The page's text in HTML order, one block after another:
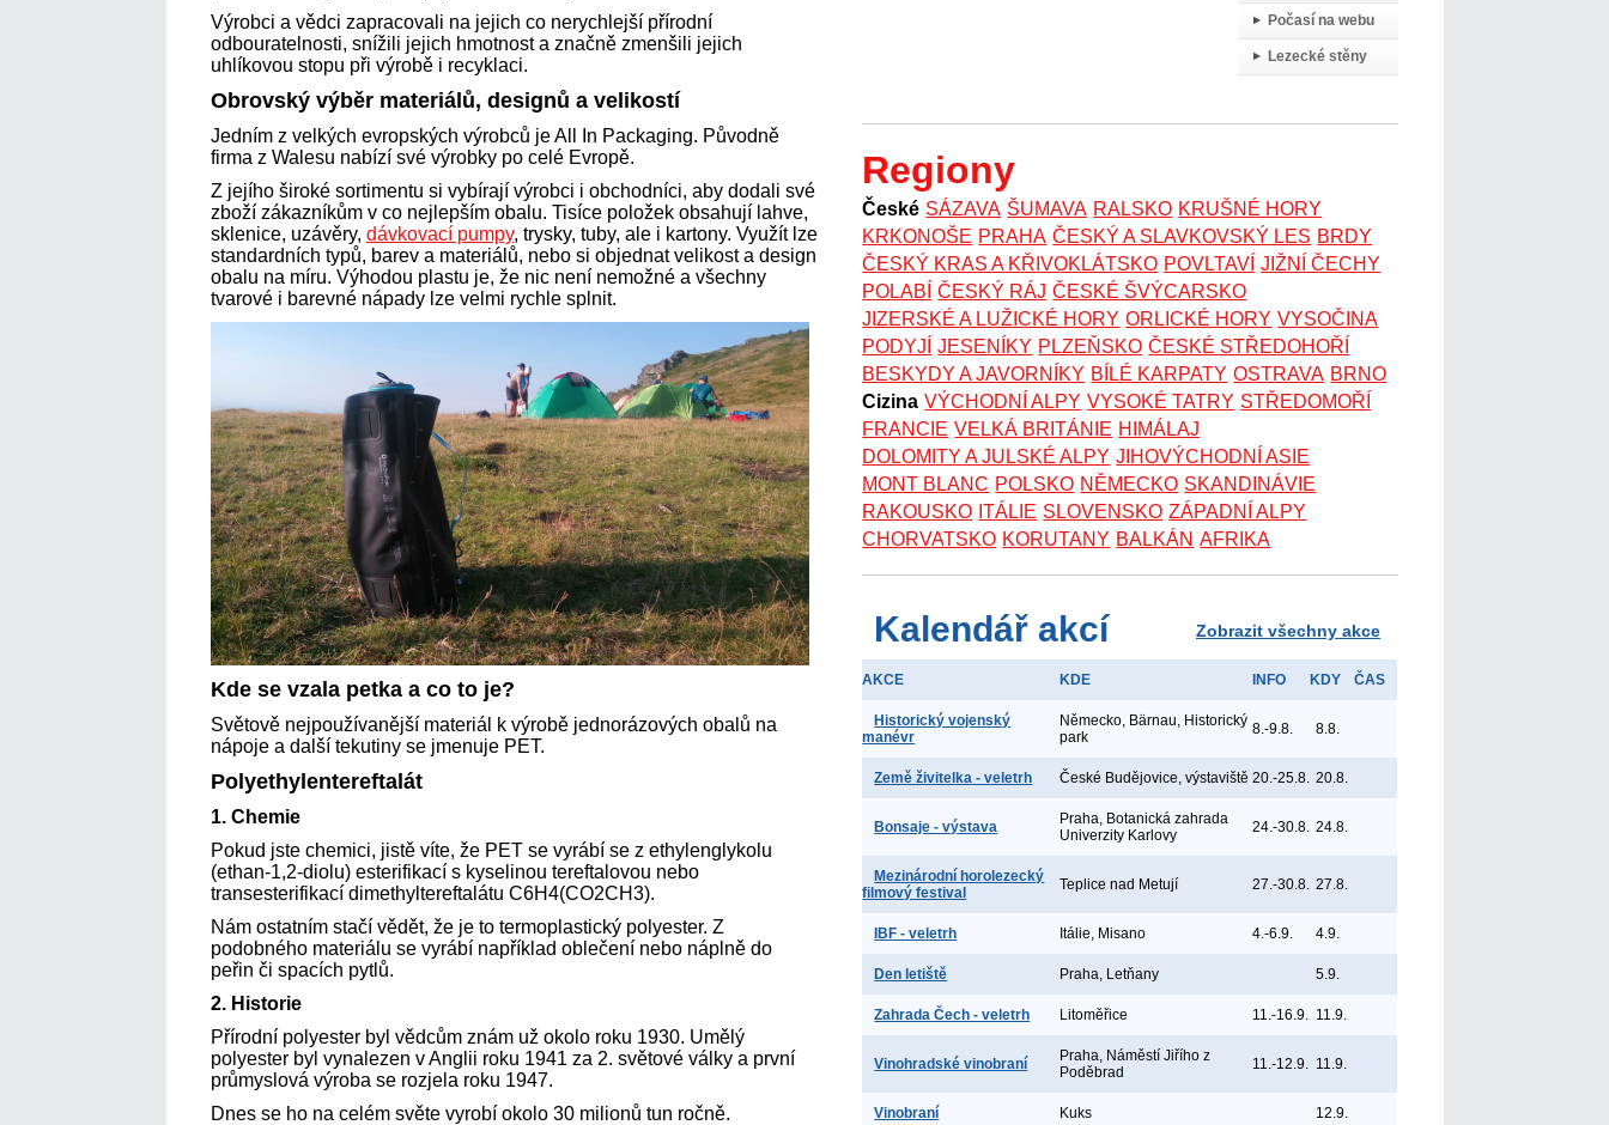
Výrobci a vědci zapracovali na jejich co nerychlejší přírodní
odbouratelnosti, snížili jejich hmotnost a značně zmenšili jejich
uhlíkovou stopu při výrobě i recyklaci.
Obrovský výběr materiálů, designů a velikostí
Jedním z velkých evropských výrobců je All In Packaging. Původně
firma z Walesu nabízí své výrobky po celé Evropě.
Z jejího široké sortimentu si vybírají výrobci i obchodníci, aby dodali své
zboží zákazníkům v co nejlepším obalu. Tisíce položek obsahují lahve,
sklenice, uzávěry, dávkovací pumpy, trysky, tuby, ale i kartony. Využít lze
standardních typů, barev a materiálů, nebo si objednat velikost a design
obalu na míru. Výhodou plastu je, že nic není nemožné a všechny
tvarové i barevné nápady lze velmi rychle splnit.
Kde se vzala petka a co to je?
Světově nejpoužívanější materiál k výrobě jednorázových obalů na
nápoje a další tekutiny se jmenuje PET.
Polyethylentereftalát
1. Chemie
Pokud jste chemici, jistě víte, že PET se vyrábí se z ethylenglykolu
(ethan-1,2-diolu) esterifikací s kyselinou tereftalovou nebo
transesterifikací dimethyltereftalátu C6H4(CO2CH3).
Nám ostatním stačí vědět, že je to termoplastický polyester. Z
podobného materiálu se vyrábí například oblečení nebo náplně do
peřin či spacích pytlů.
2. Historie
Přírodní polyester byl vědcům znám už okolo roku 1930. Umělý
polyester byl vynalezen v Anglii roku 1941 za 2. světové války a první
průmyslová výroba se rozjela roku 1947.
Dnes se ho na celém světe vyrobí okolo 30 milionů tun ročně.
Počasí na webu
Lezecké stěny
Regiony
České SÁZAVA ŠUMAVA RALSKO KRUŠNÉ HORY
KRKONOŠE PRAHA ČESKÝ A SLAVKOVSKÝ LES BRDY
ČESKÝ KRAS A KŘIVOKLÁTSKO POVLTAVÍ JIŽNÍ ČECHY
POLABÍ
ČESKÝ RÁJ ČESKÉ ŠVÝCARSKO
JIZERSKÉ A LUŽICKÉ HORY ORLICKÉ HORY VYSOČINA
PODYJÍ
JESENÍKY PLZEŇSKO ČESKÉ STŘEDOHOŘÍ
BESKYDY A JAVORNÍKY BÍLÉ KARPATY OSTRAVA BRNO
Cizina VÝCHODNÍ ALPY VYSOKÉ TATRY STŘEDOMOŘÍ
FRANCIE VELKÁ BRITÁNIE HIMÁLAJ
DOLOMITY A JULSKÉ ALPY JIHOVÝCHODNÍ ASIE
MONT BLANC POLSKO NĚMECKO SKANDINÁVIE
RAKOUSKO ITÁLIE SLOVENSKO ZÁPADNÍ ALPY
CHORVATSKO KORUTANY BALKÁN AFRIKA
Kalendář akcí Zobrazit všechny akce
AKCE KDE INFO KDY ČAS
Historický vojenský
manévr
Německo, Bärnau, Historický
park
8.-9.8. 8.8.
Země živitelka - veletrh České Budějovice, výstaviště 20.-25.8. 20.8.
Bonsaje - výstava
Praha, Botanická zahrada
Univerzity Karlovy
24.-30.8. 24.8.
Mezinárodní horolezecký
filmový festival
Teplice nad Metují 27.-30.8. 27.8.
IBF - veletrh Itálie, Misano 4.-6.9. 4.9.
Den letiště Praha, Letňany 5.9.
Zahrada Čech - veletrh Litoměřice 11.-16.9. 11.9.
Vinohradské vinobraní
Praha, Náměstí Jiřího z
Poděbrad
11.-12.9. 11.9.
Vinobraní Kuks 12.9.